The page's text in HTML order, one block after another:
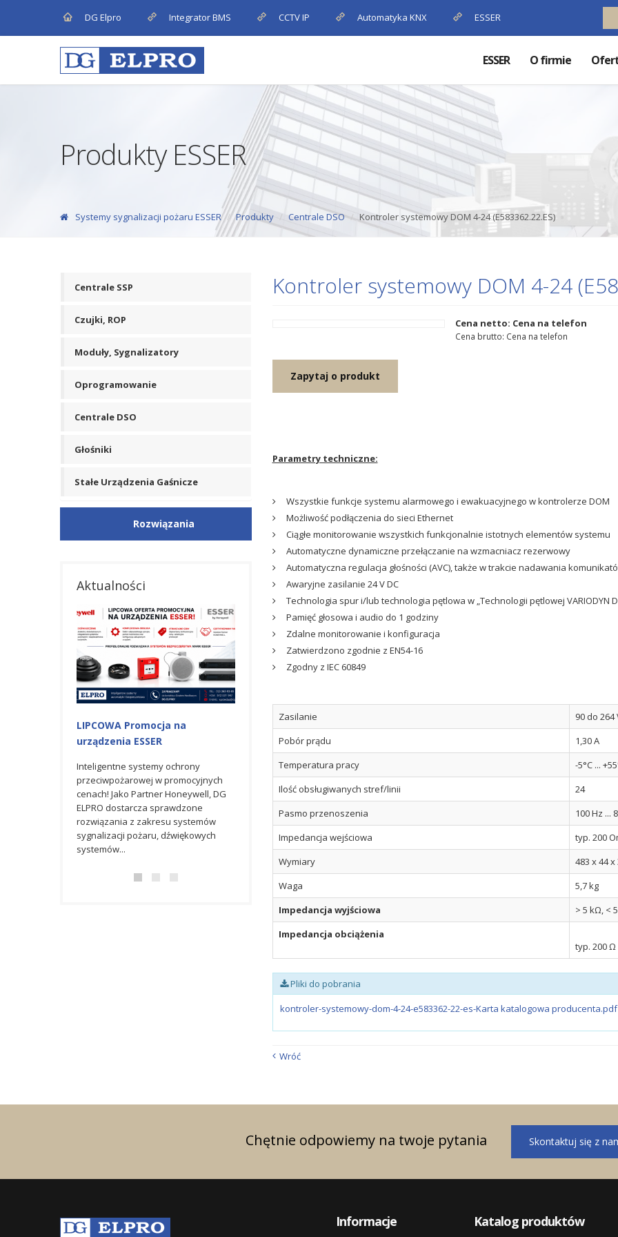
DG Elpro Integrator BMS CCTV IP Automatyka KNX ESSER
ESSER O firmie
Produkty ESSER
Systemy sygnalizacji pożaru ESSER Produkty Centrale DSO Kontroler systemowy DOM 4-24 (E583362.22.ES)
Kontroler systemowy DOM 4-24
Cena netto: Cena na telefon
Cena brutto: Cena na telefon
Zapytaj o produkt
Parametry techniczne:
Wszystkie funkcje systemu alarmowego i ewakuacyjnego w kontrolerze DOM
Możliwość podłączenia do sieci Ethernet
Ciągłe monitorowanie wszystkich funkcjonalnie istotnych elementów systemu
Automatyczne dynamiczne przełączanie na wzmacniacz rezerwowy
Automatyczna regulacja głośności (AVC), także w trakcie nadawania
Awaryjne zasilanie 24 V DC
Technologia spur i/lub technologia pętlowa w „Technologii pętlowej VARIODYN
Pamięć głosowa i audio do 1 godziny
Zdalne monitorowanie i konfiguracja
Zatwierdzono zgodnie z EN54-16
Zgodny z IEC 60849
Zasilanie
90 do 264
Pobór prądu
1,30 A
Temperatura pracy
-5°C ...
Ilość obsługiwanych stref/linii
24
Pasmo przenoszenia
100 Hz ...
Impedancja wejściowa
typ. 200
Wymiary
483 x 44 x
Waga
5,7 kg
Impedancja wyjściowa
> 5 kΩ, <
Impedancja obciążenia
typ. 200 Ω
Pliki do pobrania
kontroler-systemowy-dom-4-24-e583362-22-es-Karta katalogowa producenta.pdf
Wróć
Centrale SSP
Czujki, ROP
Moduły, Sygnalizatory
Oprogramowanie
Centrale DSO
Głośniki
Stałe Urządzenia Gaśnicze
Rozwiązania
Aktualności
LIPCOWA Promocja na
urządzenia ESSER
Inteligentne systemy ochrony
przeciwpożarowej w promocyjnych
cenach! Jako Partner Honeywell, DG
ELPRO dostarcza sprawdzone
rozwiązania z zakresu systemów
sygnalizacji pożaru, dźwiękowych
systemów...
urządzenia ESSER
Zapraszamy do skorzystania z
majowej oferty promocyjnej
obejmującej urządzenia systemów
bezpieczeństwa marki ESSER.
kwietniowej oferty promocyjnej
obejmującej urządzenia systemów
Chętnie odpowiemy na twoje pytania Skontaktuj się z
Informacje Katalog produktów